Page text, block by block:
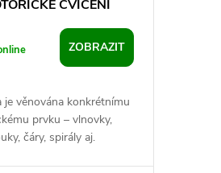
CVIČENÍ
ZOBRAZIT
je věnována konkrétnímu
prvku – vlnovky,
čáry, spirály aj.